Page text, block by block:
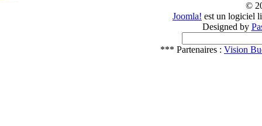
©
Joomla! est un logiciel
Designed by
*** Partenaires : Vision